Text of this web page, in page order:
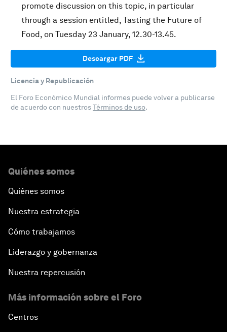
promote discussion on this topic, in particular
through a session entitled, Tasting the Future of
Food, on Tuesday 23 January, 12.30-13.45.
Descargar PDF
Licencia y Republicación
El Foro Económico Mundial informes puede volver a publicarse
de acuerdo con nuestrosTérminos de uso.
Quiénes somos
Quiénes somos
Nuestra estrategia
Cómo trabajamos
Liderazgo y gobernanza
Nuestra repercusión
Más información sobre el Foro
Centros